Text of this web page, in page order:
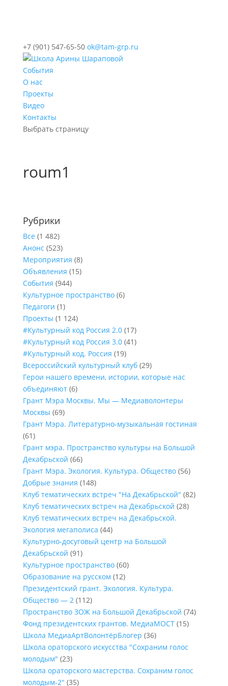
+7 (901) 547-65-50 ok@tam-grp.ru
События
О нас
Проекты
Видео
Контакты
Выбрать страницу
roum1
Рубрики
Все (1 482)
Анонс (523)
Мероприятия (8)
Объявления (15)
События (944)
Культурное пространство(6)
Педагоги (1)
Проекты (1 124)
#Культурный код Россия 2.0(17)
#Культурный код Россия 3.0(41)
#Культурный код. Россия (19)
Всероссийский культурный клуб(29)
Герои нашего времени, истории, которые нас
объединяют(6)
Грант Мэра Москвы. Мы — Медиаволонтеры
Москвы (69)
Грант Мэра. Литературно-музыкальная гостиная
(61)
Грант мэра. Пространство культуры на Большой
Декабрьской (66)
Грант Мэра. Экология. Культура. Общество(56)
Добрые знания (148)
Клуб тематических встреч "На Декабрьской" (82)
Клуб тематических встреч на Декабрьской (28)
Клуб тематических встреч на Декабрьской.
Экология мегаполиса (44)
Культурно-досуговый центр на Большой
Декабрьской (91)
Культурное пространство(60)
Образование на русском (12)
Президентский грант. Экология. Культура.
Общество — 2(112)
Пространство ЗОЖ на Большой Декабрьской (74)
Фонд президентских грантов. МедиаМОСТ(15)
Школа МедиаАртВолонтёрБлогер (36)
Школа ораторского искусства "Сохраним голос
молодым" (23)
Школа ораторского мастерства. Сохраним голос
молодым-2" (35)